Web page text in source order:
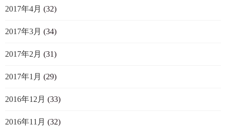
2017年4月 (32)
2017年3月 (34)
2017年2月 (31)
2017年1月 (29)
2016年12月 (33)
2016年11月 (32)